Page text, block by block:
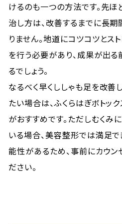
けるのも一つの方法です。先ほ
治し方は、改善するまでに長
りません。地道にコツコツとス
を行う必要があり、成果が出
るでしょう。
なるべく早くししゃも足を改
たい場合は、ふくらはぎボトッ
がおすすめです。ただしむくみ
いる場合、美容整形では満足
能性があるため、事前にカウン
ださい。